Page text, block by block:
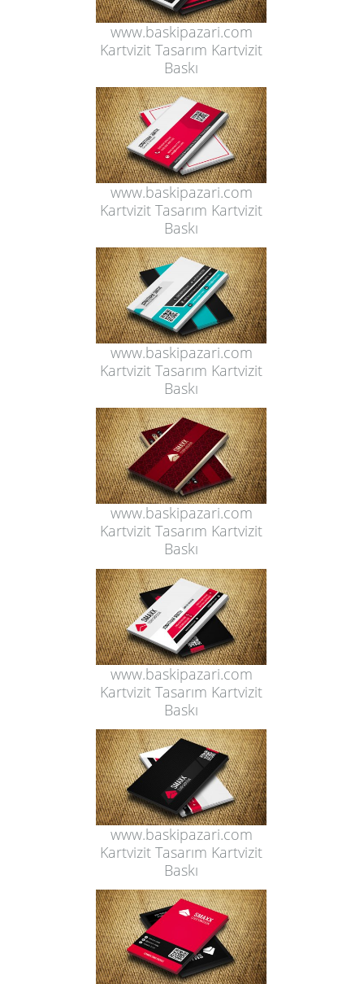
www.baskipazari.com
Kartvizit Tasarım Kartvizit
Baskı
www.baskipazari.com
Kartvizit Tasarım Kartvizit
Baskı
www.baskipazari.com
Kartvizit Tasarım Kartvizit
Baskı
www.baskipazari.com
Kartvizit Tasarım Kartvizit
Baskı
www.baskipazari.com
Kartvizit Tasarım Kartvizit
Baskı
www.baskipazari.com
Kartvizit Tasarım Kartvizit
Baskı